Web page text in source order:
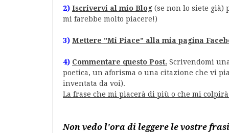
2) Iscrivervi al mio Blog (se non lo siete già)
mi farebbe molto piacere!)
3) Mettere "Mi Piace" alla mia pagina
4) Commentare questo Post. Scrivendomi
poetica, un aforisma o una citazione che vi
inventata da voi).
La frase che mi piacerà di più o che mi
Non vedo l'ora di leggere le vostre